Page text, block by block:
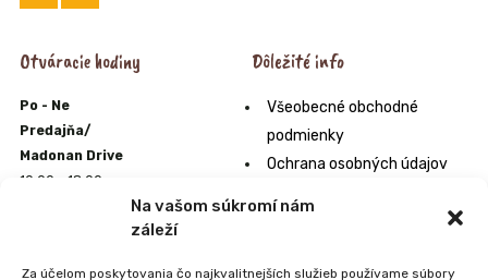
Na vašom súkromí nám
záleží
Za účelom poskytovania čo najkvalitnejších služieb používame súbory
Otváracie hodiny
Po - Ne
Predajňa/
Madonan Drive
10:00 - 18:00
Dôležité info
Všeobecné obchodné
podmienky
Ochrana osobných údajov